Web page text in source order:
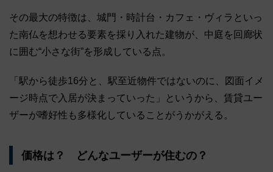
その最大の特徴は、城門・時計台・カフェ・ヴィラといっ
た南仏を想わせる要素を採り入れた建物が、中庭を回廊状
に囲む“小さな街”を形成している点。
「駅から徒歩16分と、駅至近物件ではないのに、図面イメ
ージ時点で入居が決まっていった」というから、賃貸ユー
ザーが嗜好性も多様化していることがうかがえる。
価格は？ どんなユーザーが住むの？